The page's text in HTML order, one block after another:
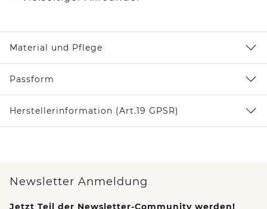
Material und Pflege
Passform
Herstellerinformation (Art.19 GPSR)
Newsletter Anmeldung
Jetzt Teil der Newsletter-Community werden!